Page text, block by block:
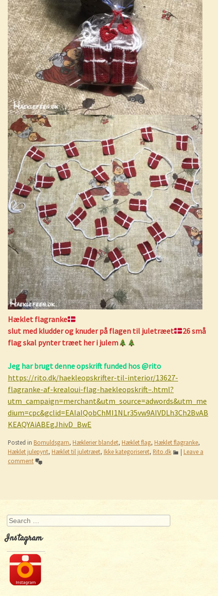
Hæklet flagranke
slut med kludder og knuder på flagen til juletræet
26 små
flag skal pynter træet her i julem
Jeg har brugt denne opskrift funded hos @rito
https://rito.dk/haekleopskrifter-til-interior/13627-
flagranke-af-krealoui-flag-haekleopskrift–.html?
utm_campaign=merchant&utm_source=adwords&utm_me
dium=cpc&gclid=EAIaIQobChMI1NLr35vw9AIVDLh3Ch2BvAB
KEAQYAiABEgJhivD_BwE
Posted in Bomuldsgarn, Hæklerier blandet, Hæklet flag, Hæklet flagranke,
Hæklet julepynt, Hæklet til juletræet, Ikke kategoriseret, Rito.dk | Leave a
comment
Post navigation
Search
Instagram